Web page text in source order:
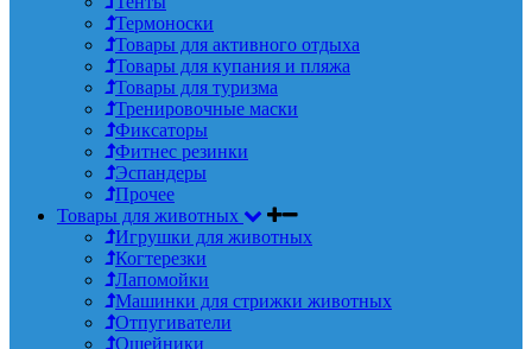
Термоноски
Товары для активного отдыха
Товары для купания и пляжа
Товары для туризма
Тренировочные маски
Фиксаторы
Фитнес резинки
Эспандеры
Прочее
Товары для животных
Игрушки для животных
Когтерезки
Лапомойки
Машинки для стрижки животных
Отпугиватели
Ошейники